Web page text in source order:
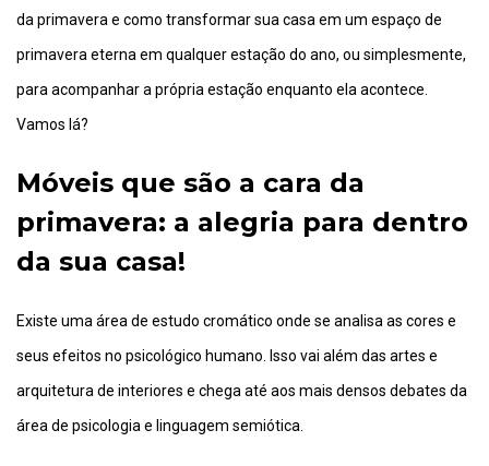
da primavera e como transformar sua casa em um espaço de
primavera eterna em qualquer estação do ano, ou simplesmente,
para acompanhar a própria estação enquanto ela acontece.
Vamos lá?
Móveis que são a cara da
primavera: a alegria para dentro
da sua casa!
Existe uma área de estudo cromático onde se analisa as cores e
seus efeitos no psicológico humano. Isso vai além das artes e
arquitetura de interiores e chega até aos mais densos debates da
área de psicologia e linguagem semiótica.